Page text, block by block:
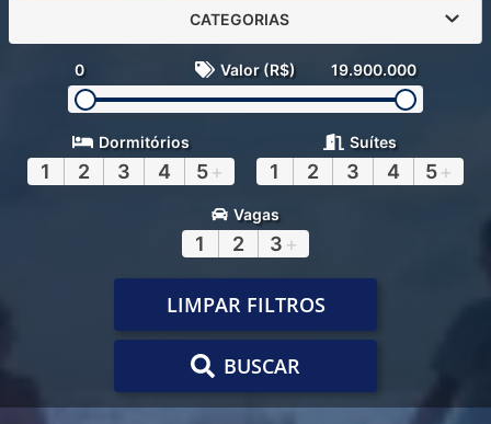
CATEGORIAS
0 Valor (R$) 19.900.000
Dormitórios
1 2 3 4 5+
Suítes
1 2 3 4 5+
Vagas
1 2 3 +
LIMPAR FILTROS
BUSCAR